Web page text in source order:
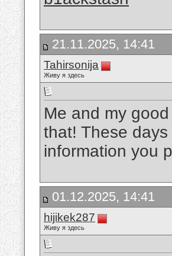
21.11.2025, 14:41
Tahirsonija
Живу я здесь
Me and my
that! These
information you
01.12.2025, 14:41
hijikek287
Живу я здесь